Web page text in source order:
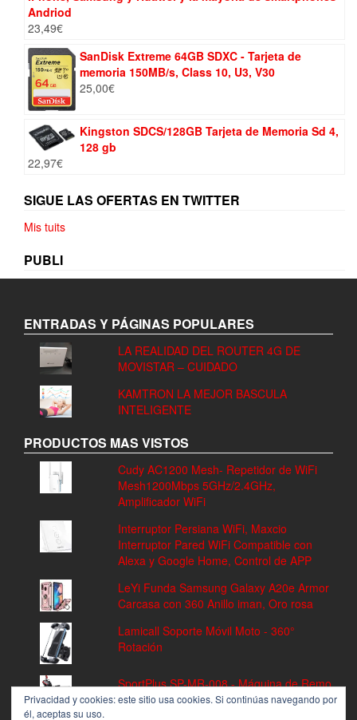
Andriod
23,49€
SanDisk Extreme 64GB SDXC - Tarjeta de
memoria 150MB/s, Class 10, U3, V30
25,00€
Kingston SDCS/128GB Tarjeta de Memoria Sd 4,
128 gb
22,97€
SIGUE LAS OFERTAS EN TWITTER
Mis tuits
PUBLI
ENTRADAS Y PÁGINAS POPULARES
LA REALIDAD DEL ROUTER 4G DE
MOVISTAR – CUIDADO
KAMTRON LA MEJOR BASCULA
INTELIGENTE
PRODUCTOS MAS VISTOS
Cudy AC1200 Mesh- Repetidor de WiFi
Mesh1200Mbps 5GHz/2.4GHz,
Amplificador WiFi
Interruptor Persiana WiFi, Maxcio
Interruptor Pared WiFi Compatible con
Alexa y Google Home, Control de APP
LeYi Funda Samsung Galaxy A20e Armor
Carcasa con 360 Anillo iman, Oro rosa
Lamicall Soporte Móvil Moto - 360°
Rotación
SportPlus SP-MR-008 - Máquina de Remo
Fitness, Volante de Inercia de 8 kg, 8
Privacidad y cookies: este sitio usa cookies. Si continúas navegando por
él, aceptas su uso.